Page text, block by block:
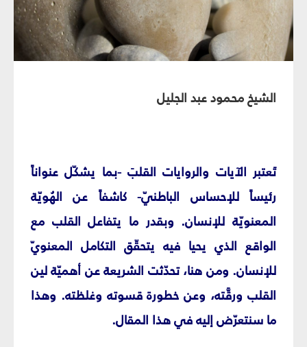
الشيخ محمود عبد الجليل
تَعتبر الآيات والروايات القلبَ -بما يشكّل عنواناً
رئيساً للإحساس الباطنيّ- كاشفاً عن الهُويّة
المعنويّة للإنسان. وبقدر ما يتفاعل القلب مع
الواقع الذي يحيا فيه يتحقّق التكامل المعنويّ
للإنسان. ومن هنا، تحدّثت الشريعة عن أهميّة لين
القلب ورقَّته، وعن خطورة قسوته وغلظته. وهذا
ما سنتعرّض إليه في هذا المقال.